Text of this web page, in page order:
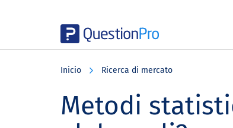
Inicio Ricerca di mercato
Metodi